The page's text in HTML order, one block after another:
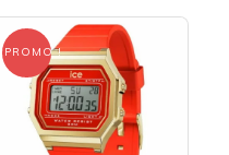
PROMO !